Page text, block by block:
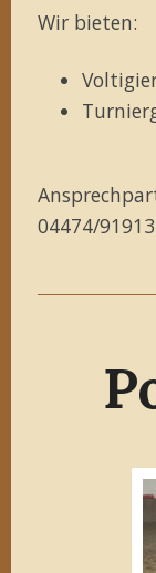
Wir bieten:
04474/